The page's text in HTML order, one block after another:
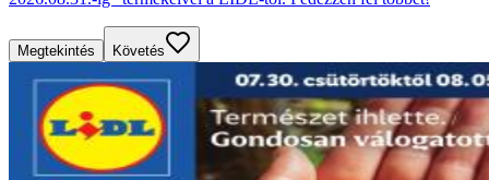
Megtekintés Követés